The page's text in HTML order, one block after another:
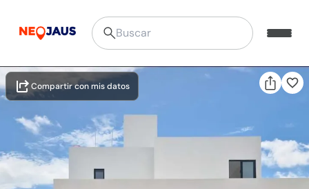
Compartir con mis datos